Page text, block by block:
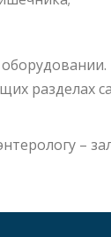
разделах
–